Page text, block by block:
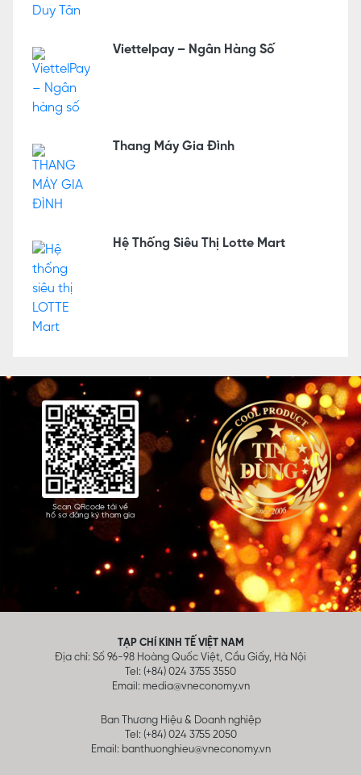
Viettelpay – Ngân Hàng Số
Thang Máy Gia Đình
Hệ Thống Siêu Thị Lotte Mart
Scan QRcode tải về
hồ sơ đăng ký tham gia
TẠP CHÍ KINH TẾ VIỆT NAM
Địa chỉ: Số 96-98 Hoàng Quốc Việt, Cầu Giấy, Hà Nội
Tel: (+84) 024 3755 3550
Email: media@vneconomy.vn
Ban Thương Hiệu & Doanh nghiệp
Tel: (+84) 024 3755 2050
Email: banthuonghieu@vneconomy.vn